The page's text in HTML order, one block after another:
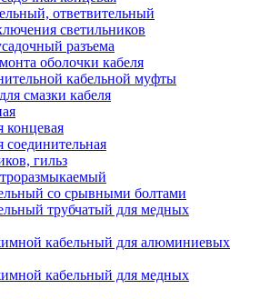
ответвительный
светильников
разъема
оболочки кабеля
кабельной муфты
смазки кабеля
концевая
соединительная
гильз
со срывными болтами
трубчатый для медных
кабельный для алюминиевых
кабельный для медных